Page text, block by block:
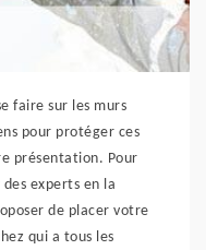
faire sur les murs
pour protéger ces
présentation. Pour
experts en la
de placer votre
qui a tous les